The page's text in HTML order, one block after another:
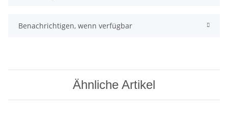
Benachrichtigen, wenn verfügbar
Ähnliche Artikel